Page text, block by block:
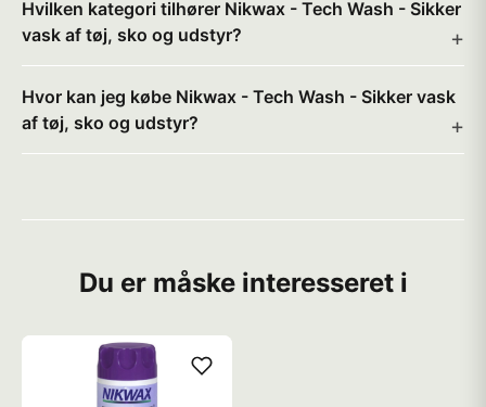
Hvilken kategori tilhører Nikwax - Tech Wash - Sikker
vask af tøj, sko og udstyr?
Hvor kan jeg købe Nikwax - Tech Wash - Sikker vask
af tøj, sko og udstyr?
Du er måske interesseret i